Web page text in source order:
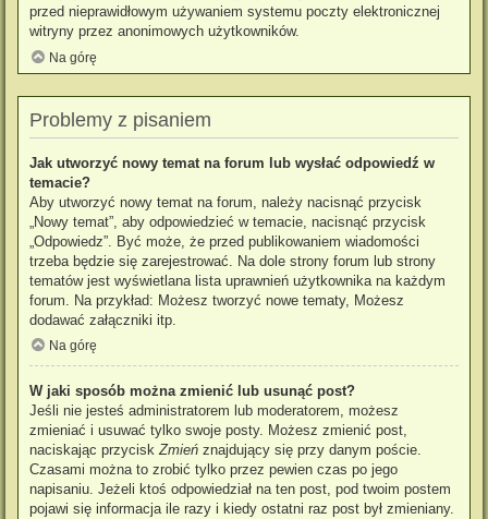
przed nieprawidłowym używaniem systemu poczty elektronicznej
witryny przez anonimowych użytkowników.
Na górę
Problemy z pisaniem
Jak utworzyć nowy temat na forum lub wysłać odpowiedź w
temacie?
Aby utworzyć nowy temat na forum, należy nacisnąć przycisk
„Nowy temat”, aby odpowiedzieć w temacie, nacisnąć przycisk
„Odpowiedz”. Być może, że przed publikowaniem wiadomości
trzeba będzie się zarejestrować. Na dole strony forum lub strony
tematów jest wyświetlana lista uprawnień użytkownika na każdym
forum. Na przykład: Możesz tworzyć nowe tematy, Możesz
dodawać załączniki itp.
Na górę
W jaki sposób można zmienić lub usunąć post?
Jeśli nie jesteś administratorem lub moderatorem, możesz
zmieniać i usuwać tylko swoje posty. Możesz zmienić post,
naciskając przyciskZmień znajdujący się przy danym poście.
Czasami można to zrobić tylko przez pewien czas po jego
napisaniu. Jeżeli ktoś odpowiedział na ten post, pod twoim postem
pojawi się informacja ile razy i kiedy ostatni raz post był zmieniany.